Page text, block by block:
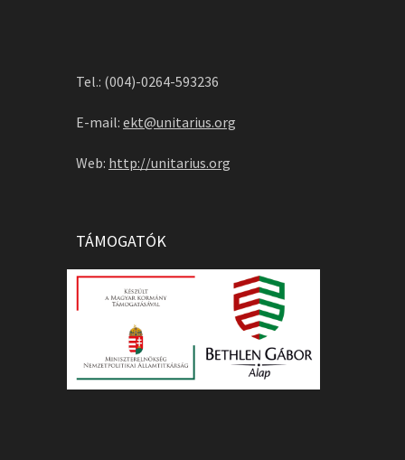
Tel.: (004)-0264-593236
E-mail: ekt@unitarius.org
Web: http://unitarius.org
TÁMOGATÓK